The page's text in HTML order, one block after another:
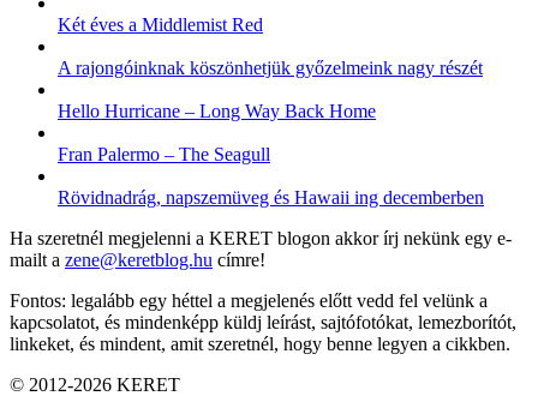
Két éves a Middlemist Red
A rajongóinknak köszönhetjük győzelmeink nagy részét
Hello Hurricane – Long Way Back Home
Fran Palermo – The Seagull
Rövidnadrág, napszemüveg és Hawaii ing decemberben
Ha szeretnél megjelenni a KERET blogon akkor írj nekünk egy e-
mailt a zene@keretblog.hu címre!
Fontos: legalább egy héttel a megjelenés előtt vedd fel velünk a
kapcsolatot, és mindenképp küldj leírást, sajtófotókat, lemezborítót,
linkeket, és mindent, amit szeretnél, hogy benne legyen a cikkben.
© 2012-2026 KERET